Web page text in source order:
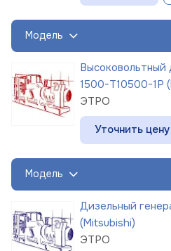
Модель
Высоковольтный
1500-Т10500-1Р
ЭТРО
Уточнить цену
Модель
Дизельный
(Mitsubishi)
ЭТРО